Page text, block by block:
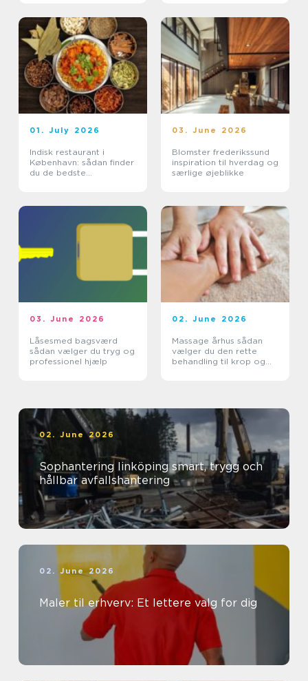
01. July 2026
Indisk restaurant i
København: sådan finder
du de bedste
03. June 2026
Blomster frederikssund
inspiration til hverdag og
særlige øjeblikke
03. June 2026
Låsesmed bagsværd
sådan vælger du tryg og
professionel hjælp
02. June 2026
Massage århus sådan
vælger du den rette
behandling til krop og
02. June 2026
Sophantering linköping smart, trygg och
hållbar avfallshantering
02. June 2026
Maler til erhverv: Et lettere valg for dig